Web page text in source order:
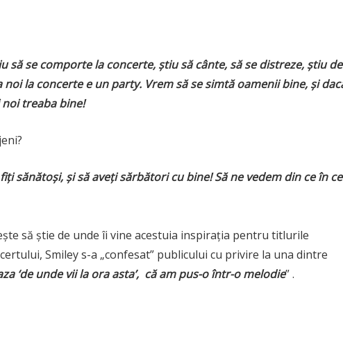
să se comporte la concerte, știu să cânte, să se distreze, știu de
la concerte e un party. Vrem să se simtă oamenii bine, și
treaba bine!
sănătoși, și să aveți sărbători cu bine!Să ne vedem din ce în ce
să știe de unde îi vine acestuia inspirația pentru titlurile
Smiley s-a „confesat” publicului cu privire la una dintre
‘de unde vii la ora asta’, că am pus-o într-o melodie” .